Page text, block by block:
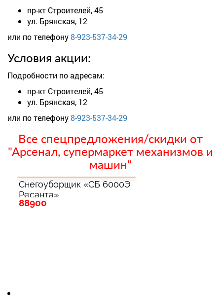
пр-кт Строителей, 45
ул. Брянская, 12
или по телефону8-923-537-34-29
Условия акции:
Подробности по адресам:
пр-кт Строителей, 45
ул. Брянская, 12
или по телефону8-923-537-34-29
Все спецпредложения/скидки от
"Арсенал, супермаркет механизмов и
машин"
Снегоуборщик «СБ 6000Э
Ресанта»
88900